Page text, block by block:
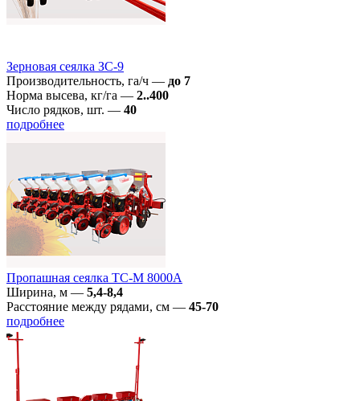
Зерновая сеялка ЗС-9
Производительность, га/ч — до 7
Норма высева, кг/га — 2..400
Число рядков, шт. — 40
подробнее
Пропашная сеялка TC-M 8000А
Ширина, м — 5,4-8,4
Расстояние между рядами, см — 45-70
подробнее